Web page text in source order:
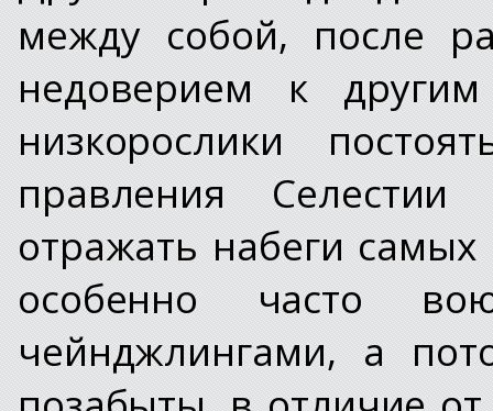
между собой, после
недоверием к
низкорослики
правления
отражать набеги
особенно часто
чейнджлингами, а